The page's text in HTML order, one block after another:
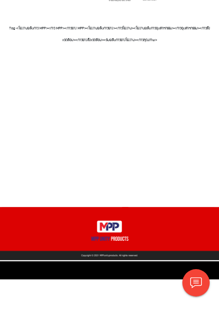
Tag <โรงงานผลิตกาว MPP><กาว MPP><กาวยาง MPP><โรงงานผลิตกาวยาง><กาวโรงงาน><โรงงานผลิตกาวอุตสาหกรรม><กาวอุตสาหกรรม><กาวสิ่ง
แวดล้อม><กาวยางสิ่งแวดล้อม><รับผลิตกาวยางโรงงาน><กาวคุณภาพ>